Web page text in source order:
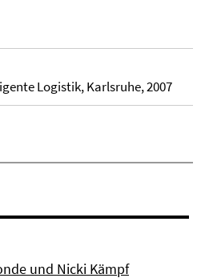
Logistik, Karlsruhe, 2007
und Nicki Kämpf